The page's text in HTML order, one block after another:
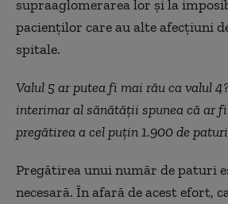
supraaglomerarea lor și la
pacienților care au alte afecțiuni
spitale.
Valul 5 ar putea fi mai rău ca valul
interimar al sănătății spunea că ar fi
pregătirea a cel puțin 1.900 de
Pregătirea unui număr de paturi
necesară. În afară de acest efort,